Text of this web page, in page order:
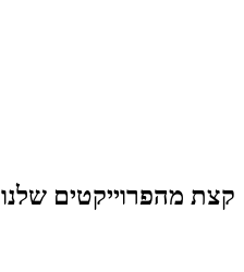
קצת מהפרוייקטים שלנו